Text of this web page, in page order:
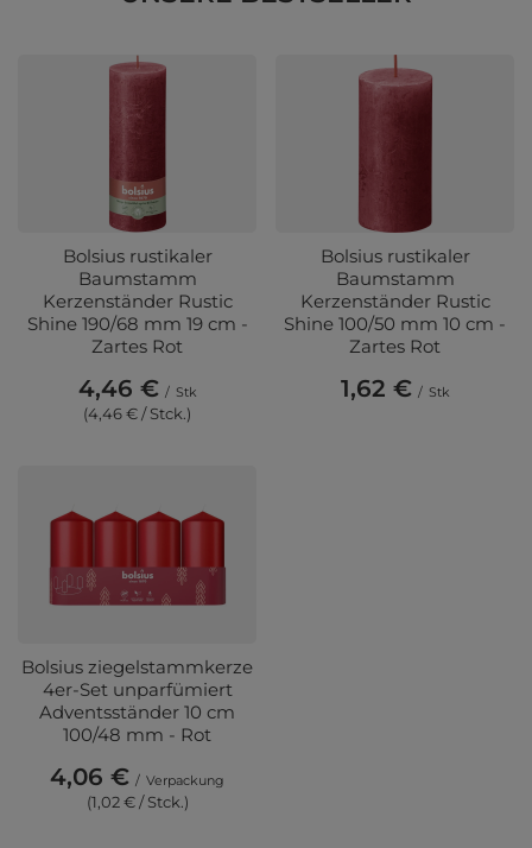
Bolsius rustikaler
Baumstamm
Kerzenständer Rustic
Shine 190/68 mm 19 cm -
Zartes Rot
4,46 € / Stk
(4,46 € / Stck.)
Bolsius rustikaler
Baumstamm
Kerzenständer Rustic
Shine 100/50 mm 10 cm -
Zartes Rot
1,62 € / Stk
Bolsius ziegelstammkerze
4er-Set unparfümiert
Adventsständer 10 cm
100/48 mm - Rot
4,06 € / Verpackung
(1,02 € / Stck.)